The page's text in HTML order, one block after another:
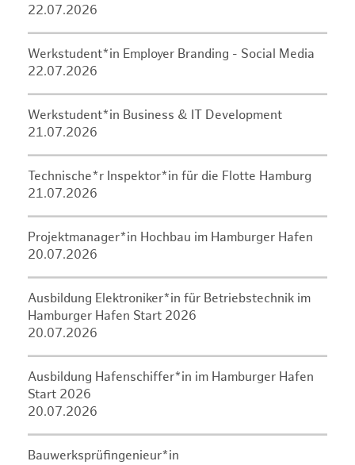
22.07.2026
Werkstudent*in Employer Branding - Social Media
22.07.2026
Werkstudent*in Business & IT Development
21.07.2026
Technische*r Inspektor*in für die Flotte Hamburg
21.07.2026
Projektmanager*in Hochbau im Hamburger Hafen
20.07.2026
Ausbildung Elektroniker*in für Betriebstechnik im
Hamburger Hafen Start 2026
20.07.2026
Ausbildung Hafenschiffer*in im Hamburger Hafen
Start 2026
20.07.2026
Bauwerksprüfingenieur*in